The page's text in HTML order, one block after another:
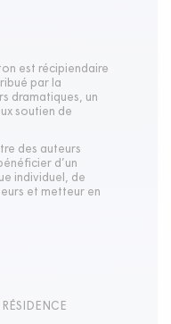
est récipiendaire
par la
dramatiques, un
soutien de
des auteurs
d’un
individuel, de
et metteur en
RÉSIDENCE